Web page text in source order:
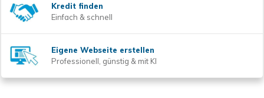
Kredit finden
Einfach & schnell
Eigene Webseite erstellen
Professionell, günstig & mit KI